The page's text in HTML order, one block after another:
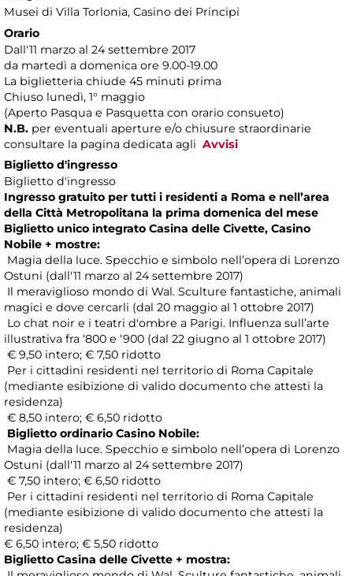
Musei di Villa Torlonia, Casino dei Principi
Orario
Dall'11 marzo al 24 settembre 2017
da martedì a domenica ore 9.00-19.00
La biglietteria chiude 45 minuti prima
Chiuso lunedì, 1° maggio
(Aperto Pasqua e Pasquetta con orario consueto)
N.B. per eventuali aperture e/o chiusure straordinarie
consultare la pagina dedicata agli Avvisi
Biglietto d'ingresso
Biglietto d'ingresso
Ingresso gratuito per tutti i residenti a Roma e nell’area
della Città Metropolitana la prima domenica del mese
Biglietto unico integrato Casina delle Civette, Casino
Nobile + mostre:
Magia della luce. Specchio e simbolo nell’opera di Lorenzo
Ostuni (dall'11 marzo al 24 settembre 2017)
Il meraviglioso mondo di Wal. Sculture fantastiche, animali
magici e dove cercarli (dal 20 maggio al 1 ottobre 2017)
Lo chat noir e i teatri d'ombre a Parigi. Influenza sull’arte
illustrativa fra ‘800 e ‘900 (dal 22 giugno al 1 ottobre 2017)
€ 9,50 intero; € 7,50 ridotto
Per i cittadini residenti nel territorio di Roma Capitale
(mediante esibizione di valido documento che attesti la
residenza)
€ 8,50 intero; € 6,50 ridotto
Biglietto ordinario Casino Nobile:
Magia della luce. Specchio e simbolo nell’opera di Lorenzo
Ostuni (dall'11 marzo al 24 settembre 2017)
€ 7,50 intero; € 6,50 ridotto
Per i cittadini residenti nel territorio di Roma Capitale
(mediante esibizione di valido documento che attesti la
residenza)
€ 6,50 intero; € 5,50 ridotto
Biglietto Casina delle Civette + mostra: